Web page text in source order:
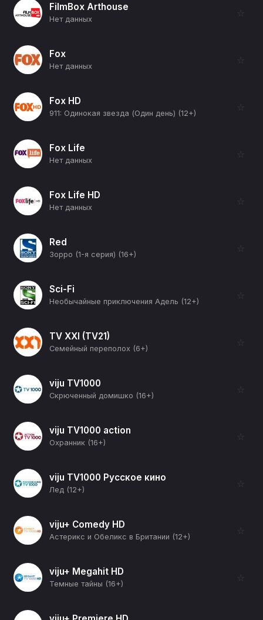
FilmBox Arthouse
Нет данных
☆
Fox
Нет данных
☆
Fox HD
911: Одинокая звезда (Один день) (12+)
☆
Fox Life
Нет данных
☆
Fox Life HD
Нет данных
☆
Red
Зорро (1-я серия) (16+)
☆
Sci-Fi
Необычайные приключения Адель (12+)
☆
TV XXI (TV21)
Семейный переполох (6+)
☆
viju TV1000
Скрюченный домишко (16+)
☆
viju TV1000 action
Охранник (16+)
☆
viju TV1000 Русское кино
Лед (12+)
☆
viju+ Comedy HD
Астерикс и Обеликс в Британии (12+)
☆
viju+ Megahit HD
Темные тайны (16+)
☆